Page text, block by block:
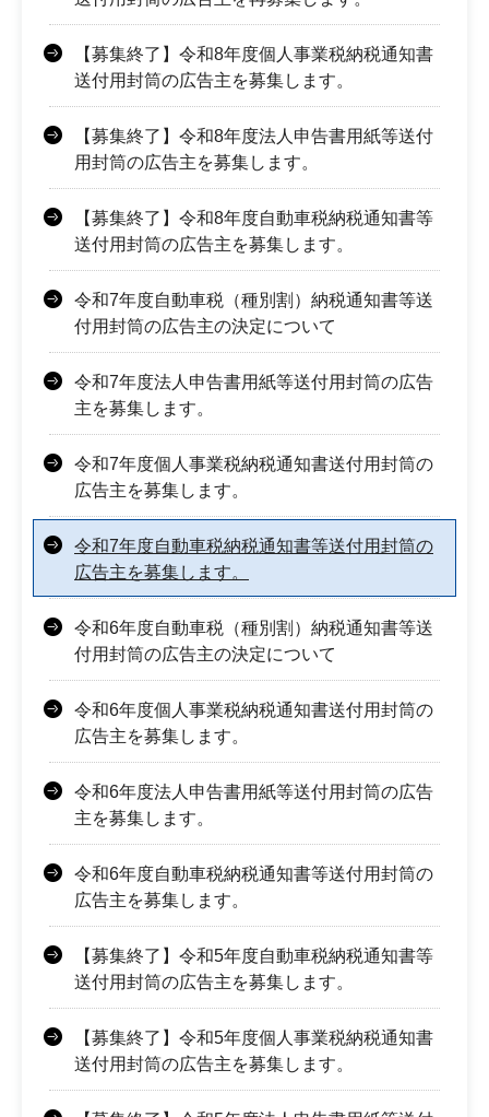
【募集終了】令和8年度個人事業税納税通知書
送付用封筒の広告主を募集します。
【募集終了】令和8年度法人申告書用紙等送付
用封筒の広告主を募集します。
【募集終了】令和8年度自動車税納税通知書等
送付用封筒の広告主を募集します。
令和7年度自動車税（種別割）納税通知書等送
付用封筒の広告主の決定について
令和7年度法人申告書用紙等送付用封筒の広告
主を募集します。
令和7年度個人事業税納税通知書送付用封筒の
広告主を募集します。
令和7年度自動車税納税通知書等送付用封筒の
広告主を募集します。
令和6年度自動車税（種別割）納税通知書等送
付用封筒の広告主の決定について
令和6年度個人事業税納税通知書送付用封筒の
広告主を募集します。
令和6年度法人申告書用紙等送付用封筒の広告
主を募集します。
令和6年度自動車税納税通知書等送付用封筒の
広告主を募集します。
【募集終了】令和5年度自動車税納税通知書等
送付用封筒の広告主を募集します。
【募集終了】令和5年度個人事業税納税通知書
送付用封筒の広告主を募集します。